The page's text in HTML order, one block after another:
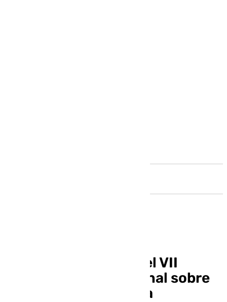
Vélez-Málaga acoge el VII
Congreso Internacional sobre
la vida y obra de María